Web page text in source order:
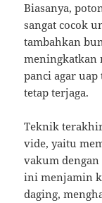
Biasanya,
sangat cocok
tambahkan
meningkatkan
panci agar
tetap terjaga.
Teknik
vide, yaitu
vakum
ini menjamin
daging,